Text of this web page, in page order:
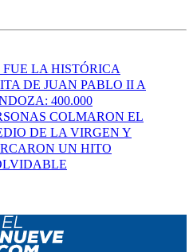
FUE LA HISTÓRICA
DE JUAN PABLO II A
400.000
COLMARON EL
DE LA VIRGEN Y
UN HITO